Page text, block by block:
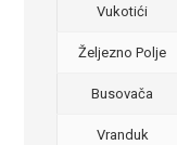
Vukotići
Željezno Polje
Busovača
Vranduk